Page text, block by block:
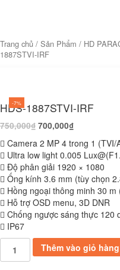
Trang chủ / Sản Phẩm / HD
1887STVI-IRF
-7%
HDS-1887STVI-IRF
750,000₫ 700,000₫
 Camera 2 MP 4 trong 1 (TVI/
 Ultra low light 0.005
 Độ phân giải 1920 × 1080
 Ống kính 3.6 mm (tùy chọn
 Hồng ngoại thông minh 30 m
 Hỗ trợ OSD menu, 3D DNR
 Chống ngược sáng thực 120
 IP67
HDS-
1887STVI-
Thêm vào giỏ hàng